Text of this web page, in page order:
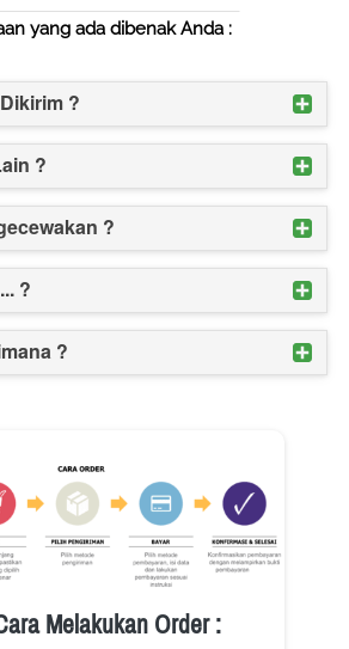
yang ada dibenak Anda :
?
?
?
?
?
Melakukan Order :